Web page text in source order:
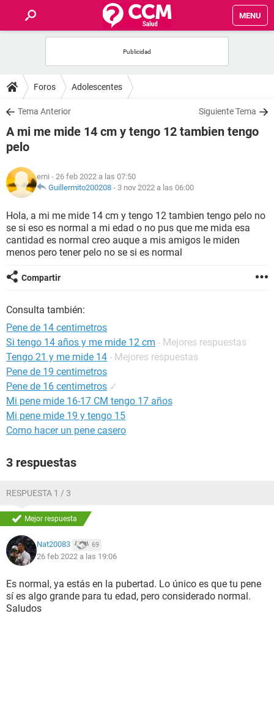
MENU
FOROS
SALUD
FAMILIA
NUTRICIÓN
SEXUALIDAD
Foros Adolescentes
Tema Anterior Siguiente Tema
A mi me mide 14 cm y tengo 12 tambien tengo
pelo
emi - 26 feb 2022 a las 07:50
Guillermito200208 - 3 nov 2022 a las 06:00
Hola, a mi me mide 14 cm y tengo 12 tambien tengo pelo no
se si eso es normal a mi edad o no pus que me mida esa
cantidad es normal creo auque a mis amigos le miden
menos pero tener pelo no se si es normal
Compartir
Consulta también:
Pene de 14 centimetros
Si tengo 14 años y me mide 12 cm - Mejores respuestas
Tengo 21 y me mide 14 - Mejores respuestas
Pene de 19 centimetros
Pene de 16 centimetros ✓
Mi pene mide 16-17 CM tengo 17 años
Mi pene mide 19 y tengo 15
Como hacer un pene casero
3 respuestas
RESPUESTA 1 / 3
Mejor respuesta
Nat20083 69
26 feb 2022 a las 19:06
Es normal, ya estás en la pubertad. Lo único es que tu pene
sí es algo grande para tu edad, pero considerado normal.
Saludos